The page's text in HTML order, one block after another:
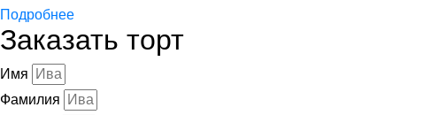
Подробнее
Заказать торт
Имя
Фамилия